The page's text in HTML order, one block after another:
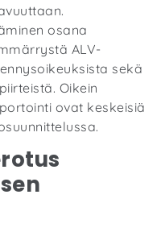
osana
ALV-
sekä
Oikein
ovat keskeisiä